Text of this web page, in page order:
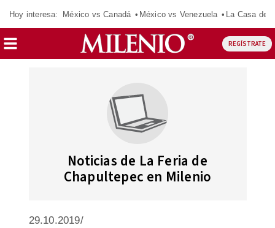
Hoy interesa: México vs Canadá México vs Venezuela La Casa de
REGÍSTRATE
Noticias de La Feria de
Chapultepec en Milenio
29.10.2019/